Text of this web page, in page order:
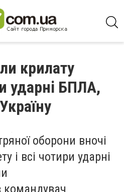
крилату
ударні БПЛА,
оборони вночі
і всі чотири ударні
командувач